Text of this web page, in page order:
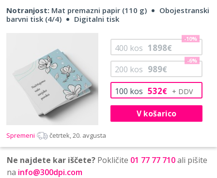
Notranjost: Mat premazni papir (110 g)
Obojestranski
barvni tisk (4/4)
Digitalni tisk
100 kos 532€
200 kos 989€
-6%
400 kos 1898€
-10%
V košarico
Spremeni četrtek, 20. avgusta
Ne najdete kar iščete? Pokličite 01 77 77 710ali pišite
na info@300dpi.com